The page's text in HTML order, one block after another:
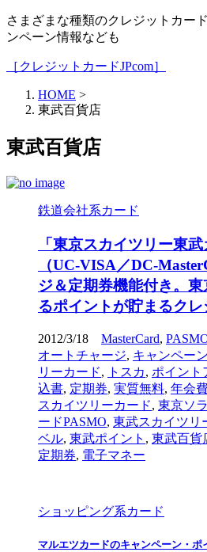
さまざまな種類のクレジットカー
ンペーン情報なども
［クレジットカードJPcom］
HOME >
東武百貨店
東武百貨店
鉄道会社系カード
「東京スカイツリー東
（UC-VISA／DC-
ジ＆定期券機能付き。
るポイントが貯まるク
2012/3/18 MasterCard,
オートチャージ, キャンペーン
リーカード, トスカ, ポイント
込書, 定期券, 実質無料, 年会
スカイツリーカード, 東京ソ
ードPASMO, 東武スカイツリ
ベル, 東武ポイント , 東武百貨
定期券, 電子マネー
ショッピング系カード
マルエツカードのキャンペーン・